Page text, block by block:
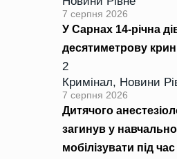
7 серпня 2026
У Сарнах 14-річна
десятиметрову
2
Кримінал, Новини
7 серпня 2026
Дитячого
загинув у
мобілізувати під